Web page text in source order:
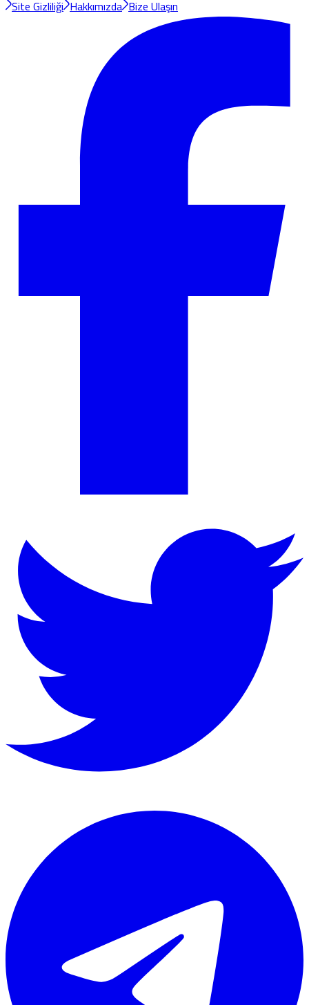
Site Gizliliği Hakkımızda Bize Ulaşın